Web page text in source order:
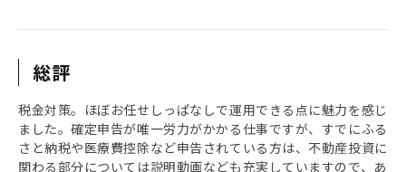
総評
税金対策。ほぼお任せしっぱなしで運用できる点に魅力を感じ
ました。確定申告が唯一労力がかかる仕事ですが、すでにふる
さと納税や医療費控除など申告されている方は、不動産投資に
関わる部分については説明動画なども充実していますので、あ